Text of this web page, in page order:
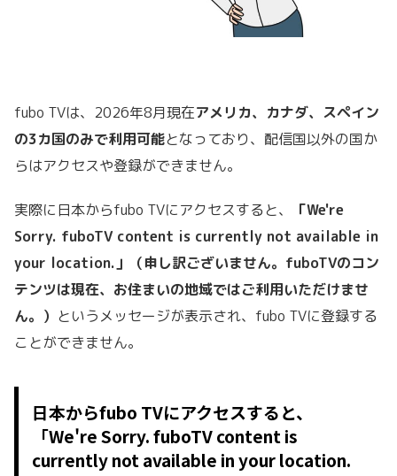
fubo TVは、2026年8月現在アメリカ、カナダ、スペイン
の3カ国のみで利用可能となっており、配信国以外の国か
らはアクセスや登録ができません。
実際に日本からfubo TVにアクセスすると、
「We're
Sorry. fuboTV content is currently not available in
your location.」（申し訳ございません。fuboTVのコン
テンツは現在、お住まいの地域ではご利用いただけませ
ん。） というメッセージが表示され、fubo TVに登録する
ことができません。
日本からfubo TVにアクセスすると、
「We're Sorry. fuboTV content is
currently not available in your location.